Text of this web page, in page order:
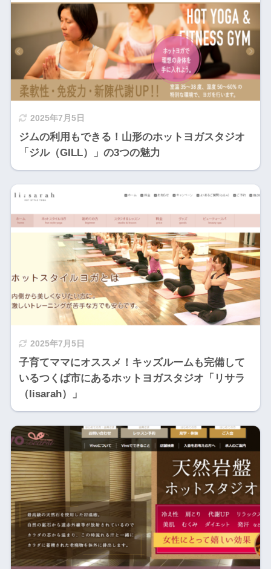
2025年7月5日
ジムの利用もできる！山形のホットヨガスタジオ
「ジル（GILL）」の3つの魅力
2025年7月5日
子育てママにオススメ！キッズルームも完備して
いるつくば市にあるホットヨガスタジオ「リサラ
（lisarah）」